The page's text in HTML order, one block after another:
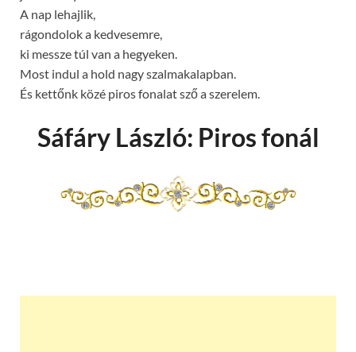
A nap lehajlik,
rágondolok a kedvesemre,
ki messze túl van a hegyeken.
Most indul a hold nagy szalmakalapban.
És kettőnk közé piros fonalat sző a szerelem.
Sáfáry László: Piros fonál